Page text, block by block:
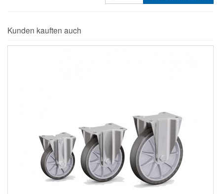
Kunden kauften auch